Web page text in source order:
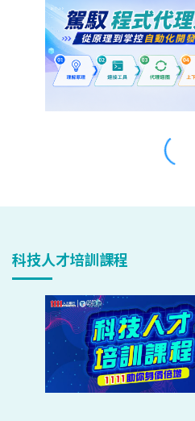
科技人才培訓課程